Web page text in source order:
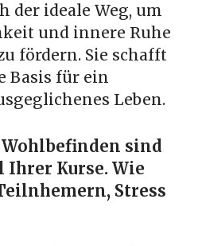
der ideale Weg, um
und innere Ruhe
fördern. Sie schafft
Basis für ein
Leben.
sind
Kurse. Wie
Stress